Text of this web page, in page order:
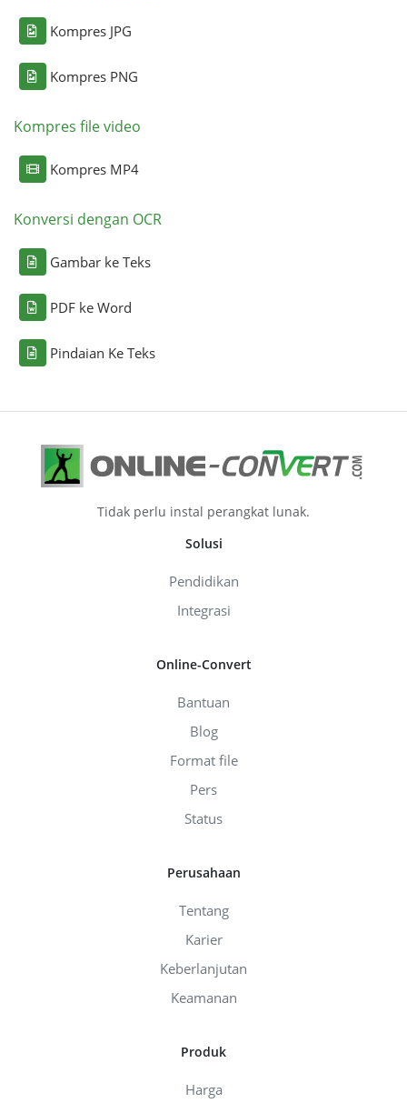
Kompres JPG
Kompres PNG
Kompres file video
Kompres MP4
Konversi dengan OCR
Gambar ke Teks
PDF ke Word
Pindaian Ke Teks
Tidak perlu instal perangkat lunak.
Solusi
Pendidikan
Integrasi
Online-Convert
Bantuan
Blog
Format file
Pers
Status
Perusahaan
Tentang
Karier
Keberlanjutan
Keamanan
Produk
Harga